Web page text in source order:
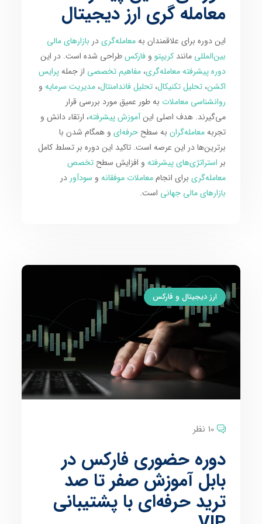
معامله گری ارز دیجیتال
این دوره برای علاقمندان بهمعامله‌گریدر بازارهای مالی
بین‌المللی مانندکریپتو وفارکسطراحی شده است. در این
دوره پیشرفته معامله‌گری،مفاهیم تخصصی از جملهپرایس
اکشن،تحلیل تکنیکال،تحلیل فاندامنتال،مدیریت سرمایه و
روانشناسی معاملات به طور عمیق مورد بررسی قرار
می‌گیرند. هدف اصلی اینآموزش پیشرفته، ارتقاء دانش و
تجربهمعامله‌گران به سطححرفه‌ای و همگام شدن با
برترین‌ها در این عرصه است. تاکید این دوره بر تسلط کامل
بر استراتژی‌های پیشرفته و افزایش سطحتخصص
معامله‌گری برای انجاممعاملات موفقانه و سودآور در
بازارهای مالی جهانی است.
ارز دیجیتال و فارکس
10 نظر
دوره حضوری فارکس در
بابل آموزش صفر تا صد
ترید حرفه‌ای با پشتیبانی